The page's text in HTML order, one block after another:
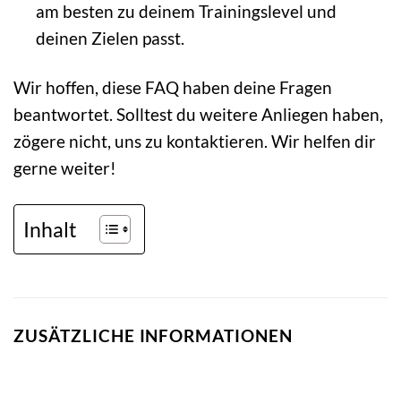
am besten zu deinem Trainingslevel und
deinen Zielen passt.
Wir hoffen, diese FAQ haben deine Fragen
beantwortet. Solltest du weitere Anliegen haben,
zögere nicht, uns zu kontaktieren. Wir helfen dir
gerne weiter!
Inhalt
ZUSÄTZLICHE INFORMATIONEN